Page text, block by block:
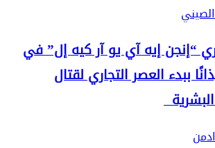
“إنجن إيه آي يو آر كيه إل” في
ببدء العصر التجاري لقتال
البشرية
ادمن